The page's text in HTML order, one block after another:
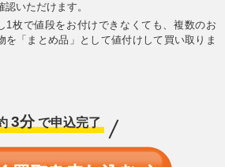
￥1,500
ルデex M3
￥1,500
ヒガナの信頼 M6
112/076 SAR
￥1,400
SV2D 093/071 SAR
のハラバリ
130/100
タグロス
193 SAR
スイレンのお世話
SV5a 093/066 SAR
バウッツェルex SV7
129/102 SAR
認いただけます。
1枚で値段をお付けできなくても、複数のお
を「まとめ品」として値付けして買い取りま
3分 で申込完了